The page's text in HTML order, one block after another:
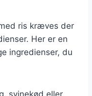
ris kræves der
Her er en
ingredienser, du
svinekød eller